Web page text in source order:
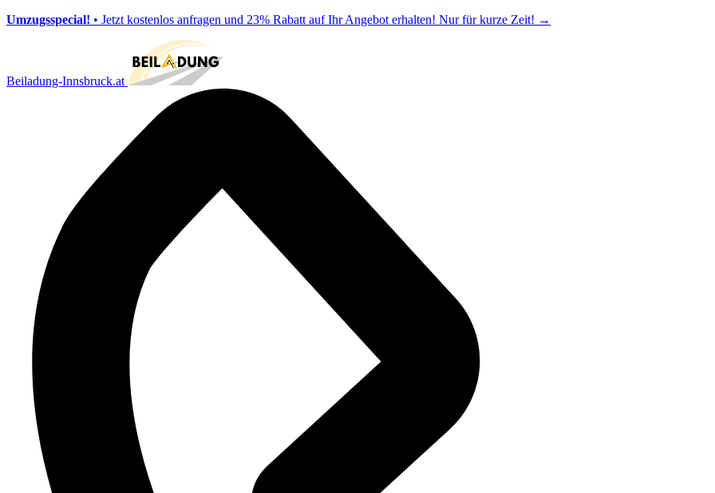
Umzugsspecial! • Jetzt kostenlos anfragen und 23% Rabatt auf Ihr Angebot erhalten! Nur für kurze Zeit! →
Beiladung-Innsbruck.at